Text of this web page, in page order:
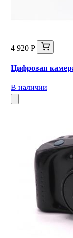
4 920 Р
Цифровая
В наличии